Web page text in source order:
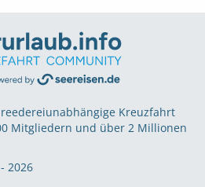
Kreuzfahrt
Mitgliedern und über 2 Millionen
2026